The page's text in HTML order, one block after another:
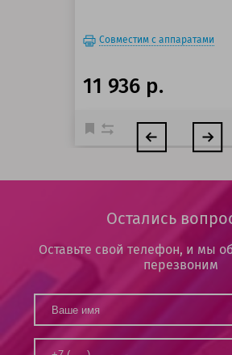
Совместим с аппаратами
11 936 р.
Остались
Оставьте свой телефон, и мы
перезвоним